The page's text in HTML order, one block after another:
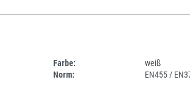
Farbe:
weiß
Norm:
EN455 /